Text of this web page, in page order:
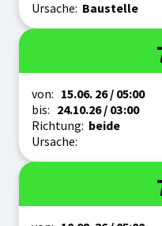
Ursache: Baustelle
Zeitraum
von: 15.06. 26/ 05:00
bis: 24.10.26/ 03:00
Richtung: beide
Ursache: